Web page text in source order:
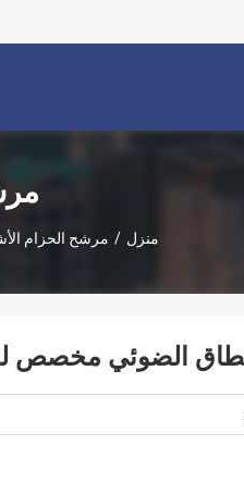
منزل / مرشح الحزام